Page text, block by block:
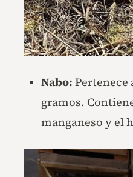
Nabo: Pertenece
gramos.
manganeso y el